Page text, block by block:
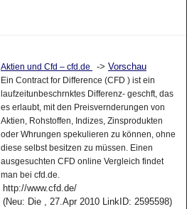
Aktien und Cfd – cfd.de -> Vorschau
Ein Contract for Difference (CFD ) ist ein
laufzeitunbeschrnktes Differenz- geschft, das
es erlaubt, mit den Preisvernderungen von
Aktien, Rohstoffen, Indizes, Zinsprodukten
oder Whrungen spekulieren zu können, ohne
diese selbst besitzen zu müssen. Einen
ausgesuchten CFD online Vergleich findet
man bei cfd.de.
http://www.cfd.de/
(Neu: Die , 27.Apr 2010 LinkID: 2595598)